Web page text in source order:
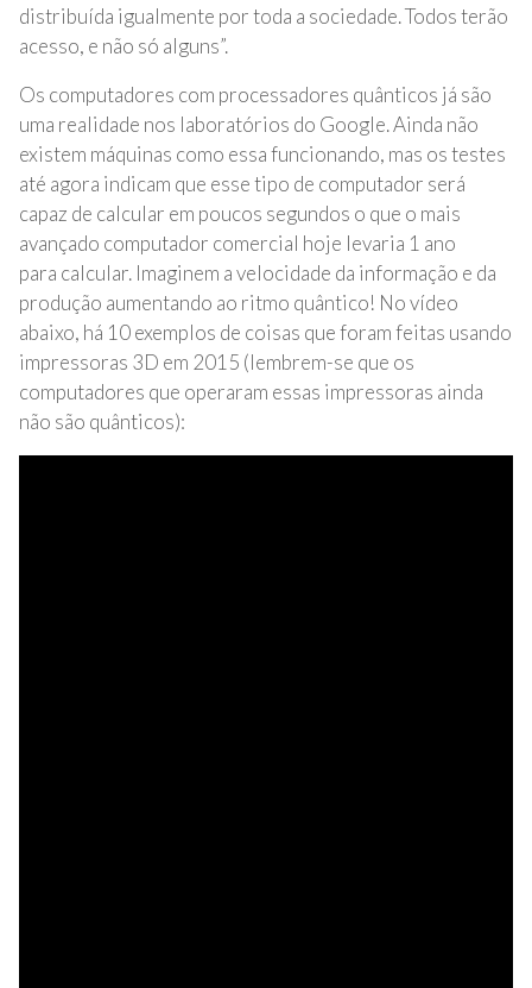
distribuída igualmente por toda a sociedade. Todos terão
acesso, e não só alguns”.
Os computadores com processadores quânticos já são
uma realidade nos laboratórios do Google. Ainda não
existem máquinas como essa funcionando, mas os testes
até agora indicam que esse tipo de computador será
capaz de calcular em poucos segundos o que o mais
avançado computador comercial hoje levaria 1 ano
para calcular. Imaginem a velocidade da informação e da
produção aumentando ao ritmo quântico! No vídeo
abaixo, há 10 exemplos de coisas que foram feitas usando
impressoras 3D em 2015 (lembrem-se que os
computadores que operaram essas impressoras ainda
não são quânticos):